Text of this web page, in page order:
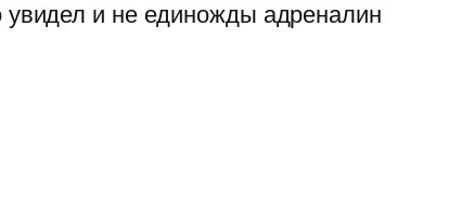
увидел и не единожды адреналин